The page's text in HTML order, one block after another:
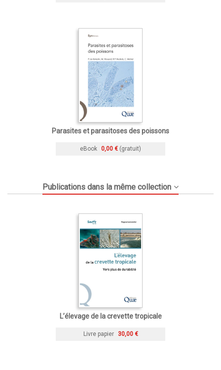
Parasites et parasitoses des poissons
eBook 0,00 € (gratuit)
Publications dans la même collection
L’élevage de la crevette tropicale
Livre papier 30,00 €